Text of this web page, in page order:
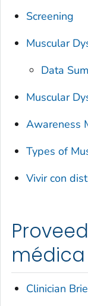
Screening
Muscular
Data
Muscular
Awareness
Types of
Vivir con
médica
Clinician